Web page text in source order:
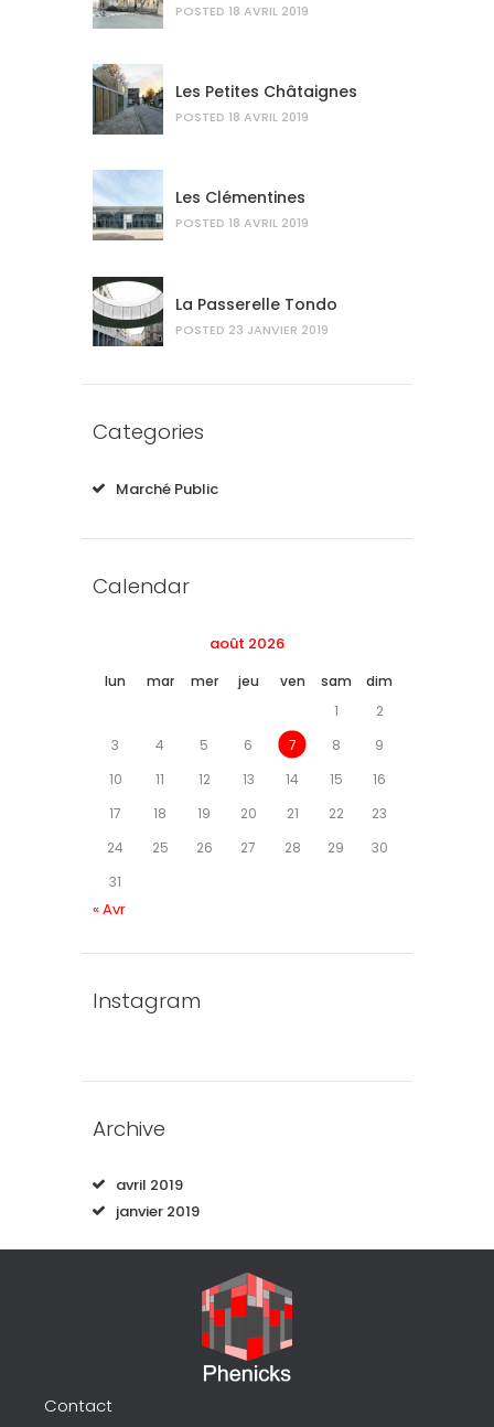
POSTED 18 AVRIL 2019
Les Petites Châtaignes
POSTED 18 AVRIL 2019
Les Clémentines
POSTED 18 AVRIL 2019
La Passerelle Tondo
POSTED 23 JANVIER 2019
Categories
Marché Public
Calendar
août 2026
lun mar mer jeu ven sam
dim
1
2
3
4 5 6 7 8
9
10
11 12 13 14 15
16
17
18 19 20 21 22
23
24
25 26 27 28 29
30
31
« Avr
Instagram
Archive
avril 2019
janvier 2019
Contact